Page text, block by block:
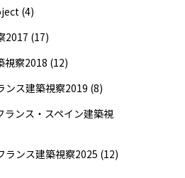
(4)
2017 (17)
視察2018 (12)
ンス建築視察2019 (8)
ランス・スペイン建築視
ランス建築視察2025 (12)